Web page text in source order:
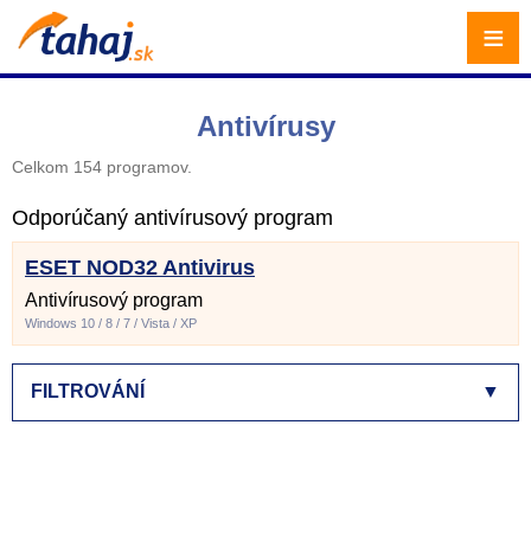
Antivírusy
Celkom 154 programov.
Odporúčaný antivírusový program
ESET NOD32 Antivirus
Antivírusový program
Windows 10 / 8 / 7 / Vista / XP
▼
FILTROVÁNÍ
≡